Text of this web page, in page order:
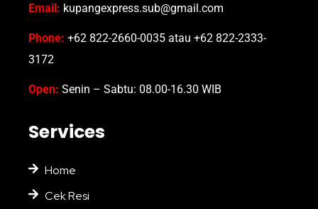
Email: kupangexpress.sub@gmail.com
Phone: +62 822-2660-0035 atau +62 822-2333-
3172
Open: Senin – Sabtu: 08.00-16.30 WIB
Services
Home
Cek Resi